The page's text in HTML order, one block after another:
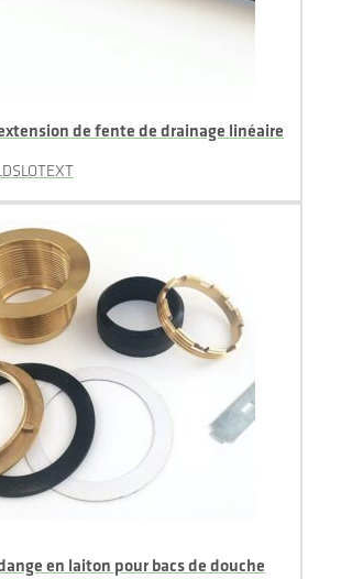
de fente de drainage linéaire
en laiton pour bacs de douche